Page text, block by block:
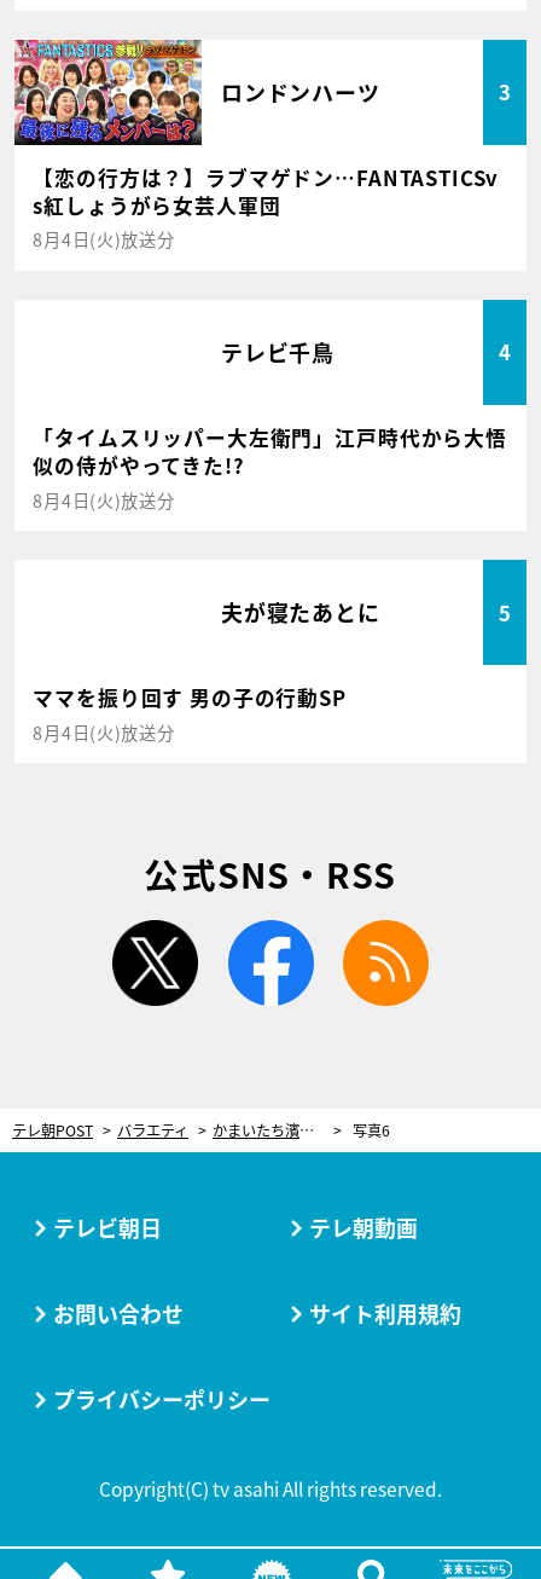
ロンドンハーツ 3
【恋の行方は？】ラブマゲドン…FANTASTICSv
s紅しょうがら女芸人軍団
8月4日(火)放送分
テレビ千鳥 4
「タイムスリッパー大左衛門」江戸時代から大悟
似の侍がやってきた!?
8月4日(火)放送分
夫が寝たあとに 5
ママを振り回す 男の子の行動SP
8月4日(火)放送分
公式SNS・RSS
twitter facebook
テレ朝POST バラエティ かまいたち濱家、同期の“解散芸人”とピリピリムード！「お前、何笑ってんだよ！」 写真6
テレビ朝日 テレ朝動画
お問い合わせ サイト利用規約
プライバシーポリシー
Copyright(C) tv asahi All rights reserved.